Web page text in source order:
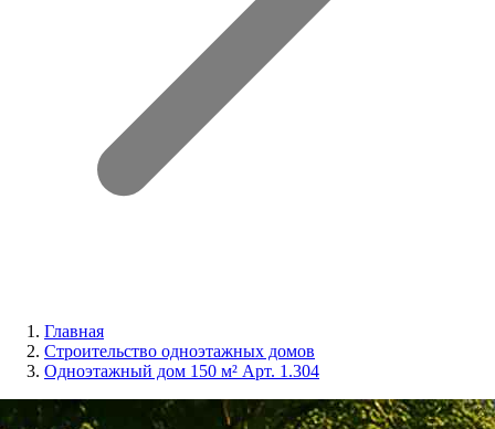
Главная
Строительство одноэтажных домов
Одноэтажный дом 150 м² Арт. 1.304